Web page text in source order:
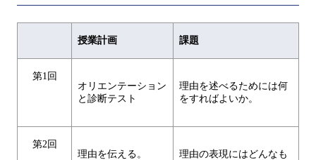
授業計画 課題
第1回
オリエンテーション
と診断テスト
理由を述べるためには何
をすればよいか。
第2回
理由を伝える。
理由の表現にはどんなも